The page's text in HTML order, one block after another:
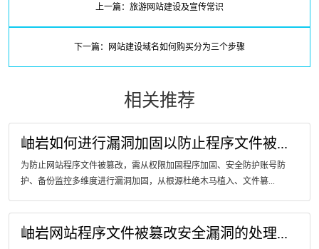
上一篇：旅游网站建设及宣传常识
下一篇：网站建设域名如何购买分为三个步骤
相关推荐
岫岩如何进行漏洞加固以防止程序文件被...
为防止网站程序文件被篡改，需从权限加固程序加固、安全防护账号防
护、备份监控多维度进行漏洞加固，从根源杜绝木马植入、文件篡...
岫岩网站程序文件被篡改安全漏洞的处理...